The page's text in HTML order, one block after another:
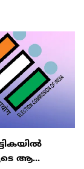
ആ...